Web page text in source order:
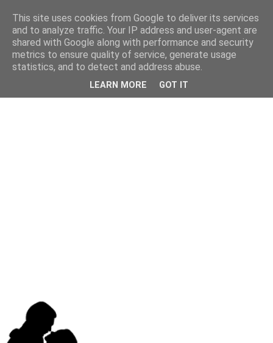
This site uses cookies from Google to deliver its services
and to analyze traffic. Your IP address and user-agent are
shared with Google along with performance and security
metrics to ensure quality of service, generate usage
statistics, and to detect and address abuse.
LEARN MORE GOT IT